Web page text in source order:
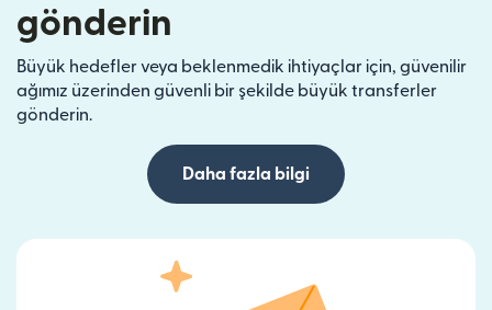
gönderin
Büyük hedefler veya beklenmedik ihtiyaçlar için, güvenilir
ağımız üzerinden güvenli bir şekilde büyük transferler
gönderin.
Daha fazla bilgi